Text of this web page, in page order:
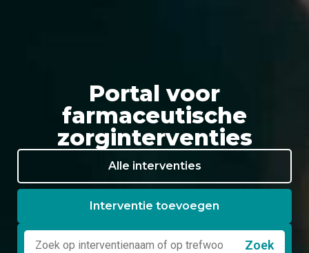
Portal voor
farmaceutische
zorginterventies
Alle interventies
Interventie toevoegen
Zoek